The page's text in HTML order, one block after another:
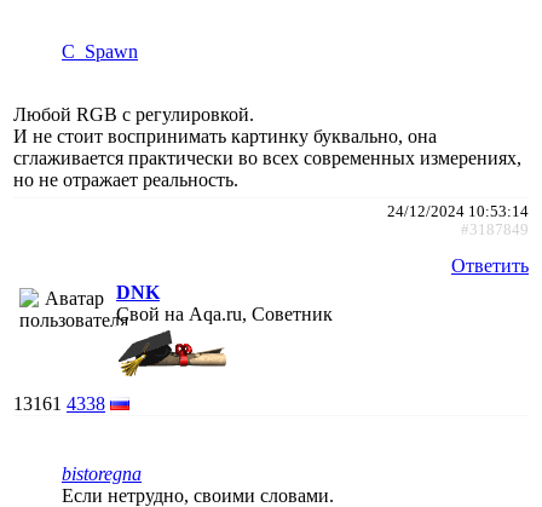
C_Spawn
Любой RGB с регулировкой.
И не стоит воспринимать картинку буквально, она
сглаживается практически во всех современных измерениях,
но не отражает реальность.
24/12/2024 10:53:14
#3187849
Ответить
DNK
Свой на Aqa.ru, Советник
13161 4338
bistoregna
Если нетрудно, своими словами.